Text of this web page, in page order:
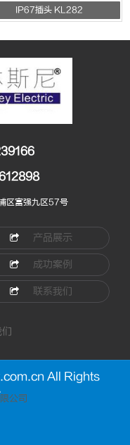
IP67插头 KL282
区富强九区57号
产品展示
成功案例
联系我们
All Rights
公司